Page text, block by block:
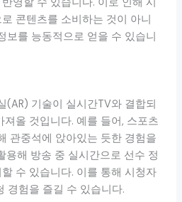
콘텐츠를 소비하는 것이 아니
보를 능동적으로 얻을 수 있습니
(AR) 기술이 실시간TV와 결합되
올 것입니다. 예를 들어, 스포츠
관중석에 앉아있는 듯한 경험을
용해 방송 중 실시간으로 선수 정
수 있습니다. 이를 통해 시청자
경험을 즐길 수 있습니다.